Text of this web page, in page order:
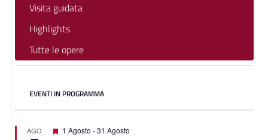
Visita guidata
Highlights
Tutte le opere
EVENTI IN PROGRAMMA
AGO Segnalati
1 Agosto -31 Agosto